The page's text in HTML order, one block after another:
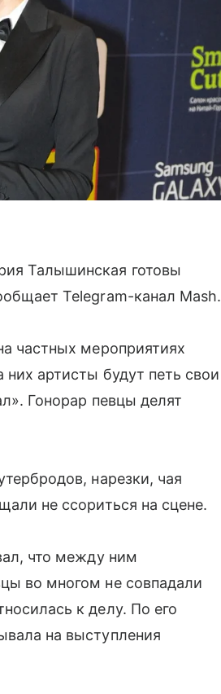
Талышинская готовы
Telegram-канал Mash.
частных мероприятиях
артисты будут петь свои
Гонорар певцы делят
нарезки, чая
не ссориться на сцене.
что между ним
во многом не совпадали
к делу. По его
на выступления